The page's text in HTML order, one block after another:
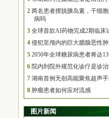
2 两名患者摆脱胰岛素，干细
病吗
3 全球首款AI药物完成2期临床
4 侵犯至颅内的巨大腮腺恶性
5 2050年全球糖尿病患者将达
6 院内到院外规范化诊疗是诊
7 湖南首例无创高能聚焦超声
8 肿瘤患者如何应对流感
图片新闻